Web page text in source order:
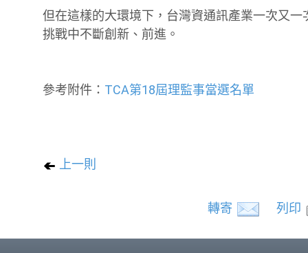
但在這樣的大環境下，台灣資通訊產業一次又
挑戰中不斷創新、前進。
參考附件： TCA第18屆理監事當選名單
上一則
轉寄 列印